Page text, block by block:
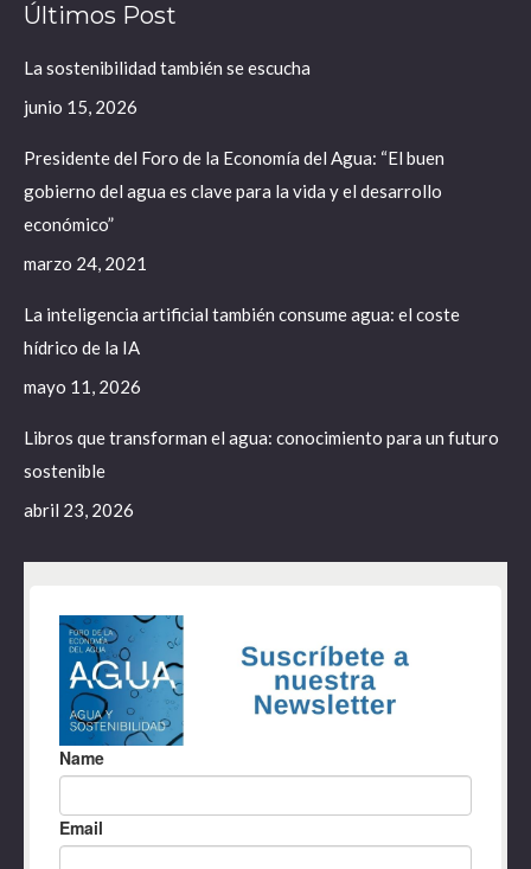
opens
window
opens
window
opens
window
Últimos Post
La sostenibilidad también se escucha
junio 15, 2026
Presidente del Foro de la Economía del Agua: “El buen
gobierno del agua es clave para la vida y el desarrollo
económico”
marzo 24, 2021
La inteligencia artificial también consume agua: el coste
hídrico de la IA
mayo 11, 2026
Libros que transforman el agua: conocimiento para un futuro
sostenible
abril 23, 2026